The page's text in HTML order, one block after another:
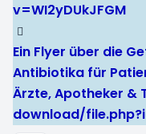
v=WI2yDUkJFGM
Ein Flyer über die
Antibiotika für
Ärzte, Apotheker &
download/